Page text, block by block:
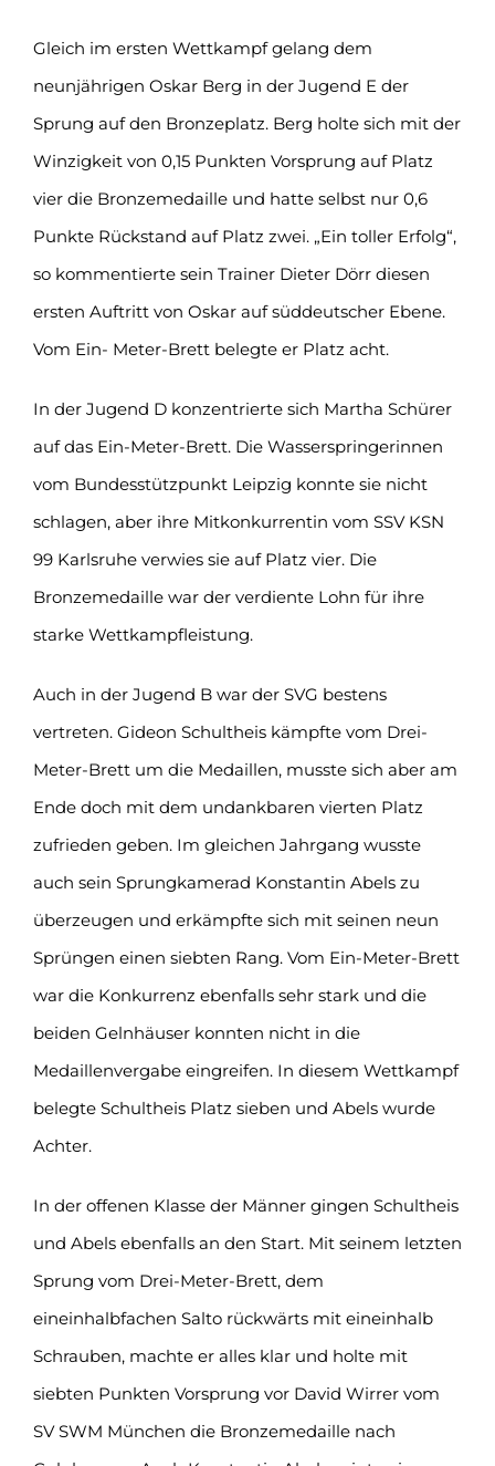
Gleich im ersten Wettkampf gelang dem
neunjährigen Oskar Berg in der Jugend E der
Sprung auf den Bronzeplatz. Berg holte sich mit der
Winzigkeit von 0,15 Punkten Vorsprung auf Platz
vier die Bronzemedaille und hatte selbst nur 0,6
Punkte Rückstand auf Platz zwei. „Ein toller Erfolg“,
so kommentierte sein Trainer Dieter Dörr diesen
ersten Auftritt von Oskar auf süddeutscher Ebene.
Vom Ein- Meter-Brett belegte er Platz acht.
In der Jugend D konzentrierte sich Martha Schürer
auf das Ein-Meter-Brett. Die Wasserspringerinnen
vom Bundesstützpunkt Leipzig konnte sie nicht
schlagen, aber ihre Mitkonkurrentin vom SSV KSN
99 Karlsruhe verwies sie auf Platz vier. Die
Bronzemedaille war der verdiente Lohn für ihre
starke Wettkampfleistung.
Auch in der Jugend B war der SVG bestens
vertreten. Gideon Schultheis kämpfte vom Drei-
Meter-Brett um die Medaillen, musste sich aber am
Ende doch mit dem undankbaren vierten Platz
zufrieden geben. Im gleichen Jahrgang wusste
auch sein Sprungkamerad Konstantin Abels zu
überzeugen und erkämpfte sich mit seinen neun
Sprüngen einen siebten Rang. Vom Ein-Meter-Brett
war die Konkurrenz ebenfalls sehr stark und die
beiden Gelnhäuser konnten nicht in die
Medaillenvergabe eingreifen. In diesem Wettkampf
belegte Schultheis Platz sieben und Abels wurde
Achter.
In der offenen Klasse der Männer gingen Schultheis
und Abels ebenfalls an den Start. Mit seinem letzten
Sprung vom Drei-Meter-Brett, dem
eineinhalbfachen Salto rückwärts mit eineinhalb
Schrauben, machte er alles klar und holte mit
siebten Punkten Vorsprung vor David Wirrer vom
SV SWM München die Bronzemedaille nach